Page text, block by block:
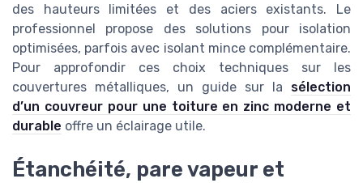
des hauteurs limitées et des aciers existants. Le
professionnel propose des solutions pour isolation
optimisées, parfois avec isolant mince complémentaire.
Pour approfondir ces choix techniques sur les
couvertures métalliques, un guide sur la sélection
d’un couvreur pour une toiture en zinc moderne et
durable offre un éclairage utile.
Étanchéité, pare vapeur et